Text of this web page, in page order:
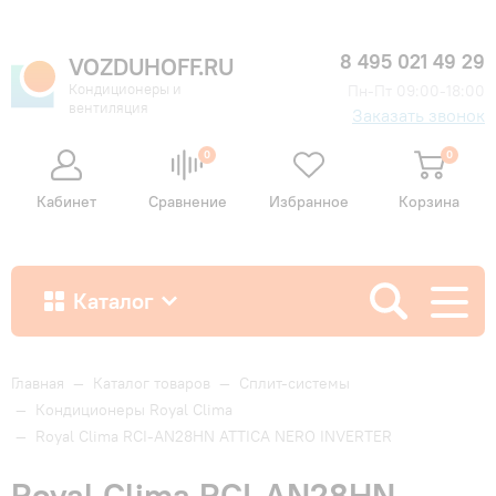
VOZDUHOFF.RU
Кондиционеры и
вентиляция
8 495 021 49 29
Заказать звонок
Кабинет
0
Сравнение Избранное
0
Корзина
Каталог
Как купить
Доставка и оплата
Главная — Каталог товаров — Сплит-системы
— Кондиционеры Royal Clima
— Royal Clima RCI-AN28HN ATTICA NERO INVERTER